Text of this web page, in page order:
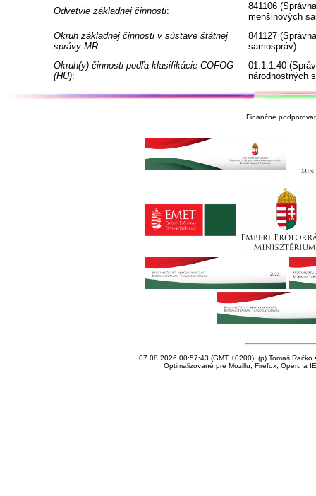
Odvetvie základnej činnosti:
841106
menšinových
Okruh základnej činnosti v sústave štátnej
správy MR:
841127
samospráv)
Okruh(y) činnosti podľa klasifikácie COFOG
(HU):
01.1.1.40
národnostných
Finančné
07.08.2026 00:57:43 (GMT +0200), (p) Tomáš Račko
Optimalizované pre Mozillu, Firefox, Operu a